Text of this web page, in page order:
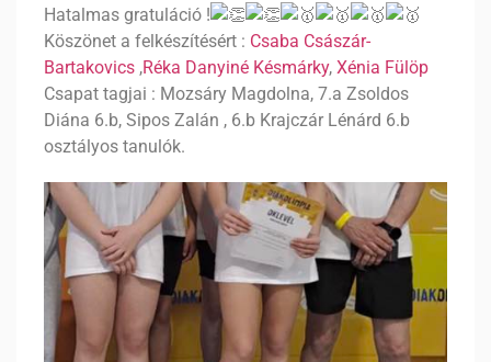
Hatalmas gratuláció !
Köszönet a felkészítésért : Csaba Császár-
Bartakovics ,Réka Danyiné Késmárky, Xénia Fülöp
Csapat tagjai : Mozsáry Magdolna, 7.a Zsoldos
Diána 6.b, Sipos Zalán , 6.b Krajczár Lénárd 6.b
osztályos tanulók.